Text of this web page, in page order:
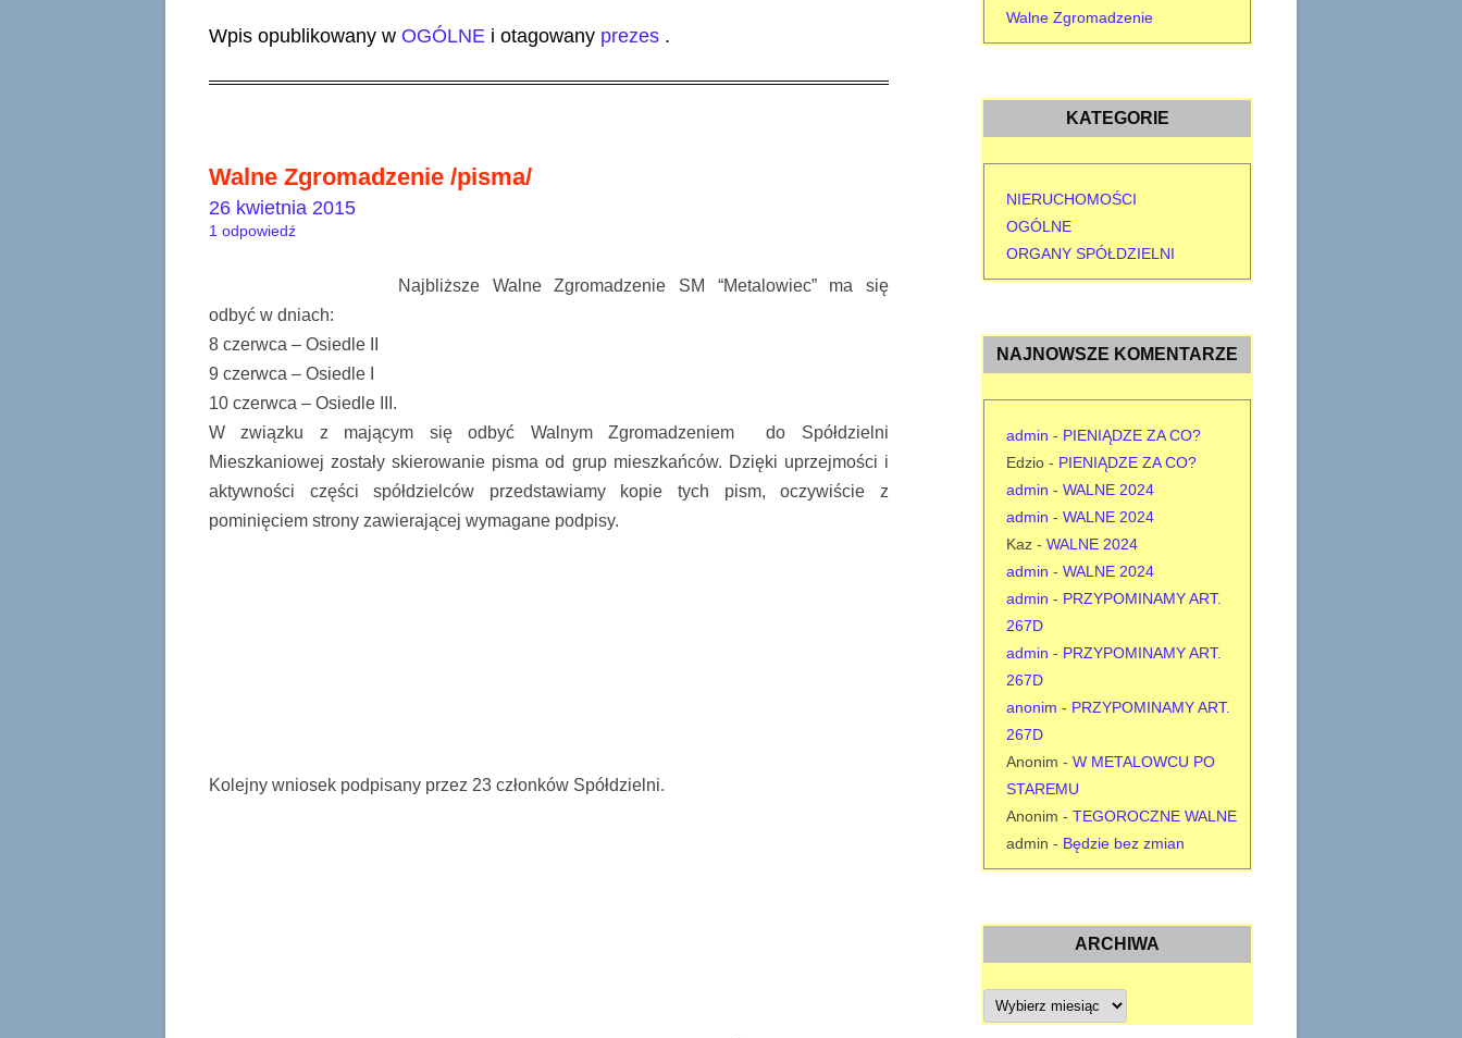
Wpis opublikowany w OGÓLNE i otagowany prezes .
Walne Zgromadzenie /pisma/
1 odpowiedź
Najbliższe Walne Zgromadzenie SM “Metalowiec” ma się
odbyć w dniach:
8 czerwca – Osiedle II
9 czerwca – Osiedle I
10 czerwca – Osiedle III.
W związku z mającym się odbyć Walnym Zgromadzeniem do Spółdzielni
Mieszkaniowej zostały skierowanie pisma od grup mieszkańców. Dzięki uprzejmości i
aktywności części spółdzielców przedstawiamy kopie tych pism, oczywiście z
pominięciem strony zawierającej wymagane podpisy.
Kolejny wniosek podpisany przez 23 członków Spółdzielni.
26 kwietnia 2015
Walne Zgromadzenie
KATEGORIE
NIERUCHOMOŚCI
OGÓLNE
ORGANY SPÓŁDZIELNI
NAJNOWSZE KOMENTARZE
admin - PIENIĄDZE ZA CO?
Edzio - PIENIĄDZE ZA CO?
admin - WALNE 2024
admin - WALNE 2024
Kaz - WALNE 2024
admin - WALNE 2024
admin - PRZYPOMINAMY ART.
267D
admin - PRZYPOMINAMY ART.
267D
anonim - PRZYPOMINAMY ART.
267D
Anonim - W METALOWCU PO
STAREMU
Anonim - TEGOROCZNE WALNE
admin - Będzie bez zmian
ARCHIWA
A
c